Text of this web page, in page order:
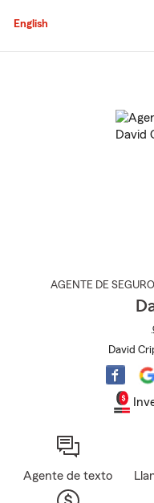
English
AGENTE DE
David
Agente de texto